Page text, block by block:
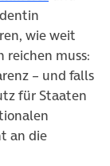
wie weit
muss:
– und falls
für Staaten
an die